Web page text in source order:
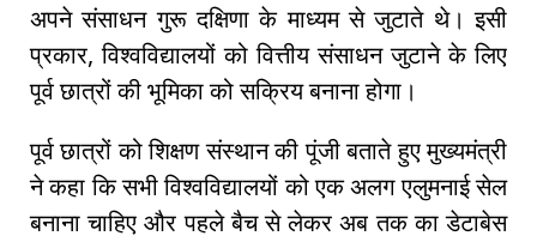
अपने संसाधन गुरू दक्षिणा के माध्यम से जुटाते थे। इसी
प्रकार, विश्वविद्यालयों को वित्तीय संसाधन जुटाने के लिए
पूर्व छात्रों की भूमिका को सक्रिय बनाना होगा।
पूर्व छात्रों को शिक्षण संस्थान की पूंजी बताते हुए मुख्यमंत्री
ने कहा कि सभी विश्वविद्यालयों को एक अलग एलुमनाई सेल
बनाना चाहिए और पहले बैच से लेकर अब तक का डेटाबेस